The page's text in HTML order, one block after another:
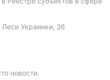
Украинки, 26
новости.